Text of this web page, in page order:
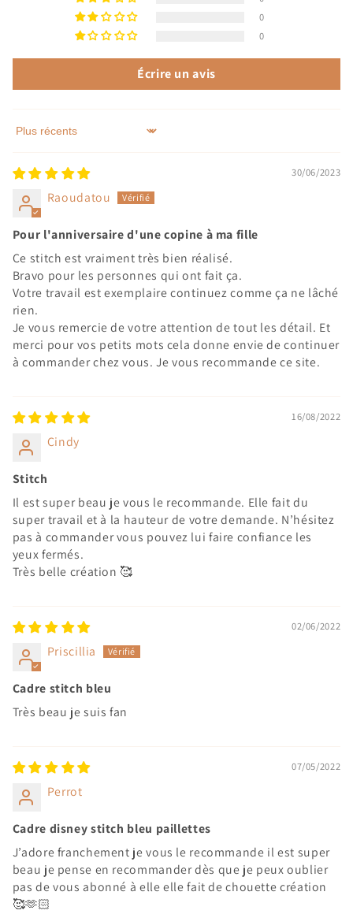
0
0
Écrire un avis
Sort by
30/06/2023
Raoudatou
Pour l'anniversaire d'une copine à ma fille
Ce stitch est vraiment très bien réalisé.
Bravo pour les personnes qui ont fait ça.
Votre travail est exemplaire continuez comme ça ne lâché
rien.
Je vous remercie de votre attention de tout les détail. Et
merci pour vos petits mots cela donne envie de continuer
à commander chez vous. Je vous recommande ce site.
16/08/2022
Cindy
Stitch
Il est super beau je vous le recommande. Elle fait du
super travail et à la hauteur de votre demande. N’hésitez
pas à commander vous pouvez lui faire confiance les
yeux fermés.
Très belle création 🥰
02/06/2022
Priscillia
Cadre stitch bleu
Très beau je suis fan
07/05/2022
Perrot
Cadre disney stitch bleu paillettes
J’adore franchement je vous le recommande il est super
beau je pense en recommander dès que je peux oublier
pas de vous abonné à elle elle fait de chouette création
🥰🫶🏻